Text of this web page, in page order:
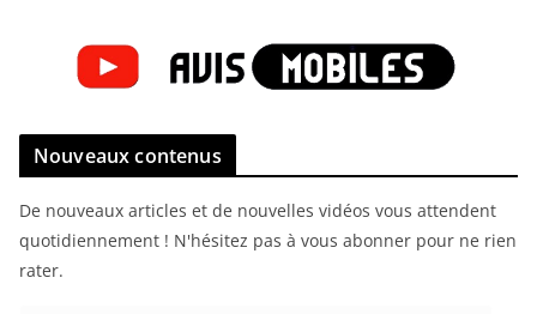
Nouveaux contenus
De nouveaux articles et de nouvelles vidéos vous attendent
quotidiennement ! N'hésitez pas à vous abonner pour ne rien
rater.